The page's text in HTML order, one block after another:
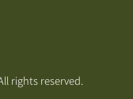
rights reserved.